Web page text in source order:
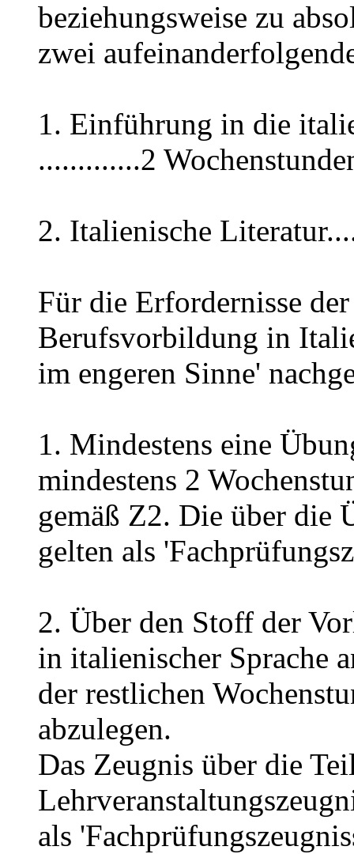
beziehungsweise zu
zwei
1. Einführung in die
.............2
2. Italienische
Für die Erfordernisse
Berufsvorbildung in
im engeren Sinne'
1. Mindestens eine
mindestens 2
gemäß Z2. Die über die
gelten als
2. Über den Stoff der
in italienischer Sprache
der restlichen
abzulegen.
Das Zeugnis über die
als